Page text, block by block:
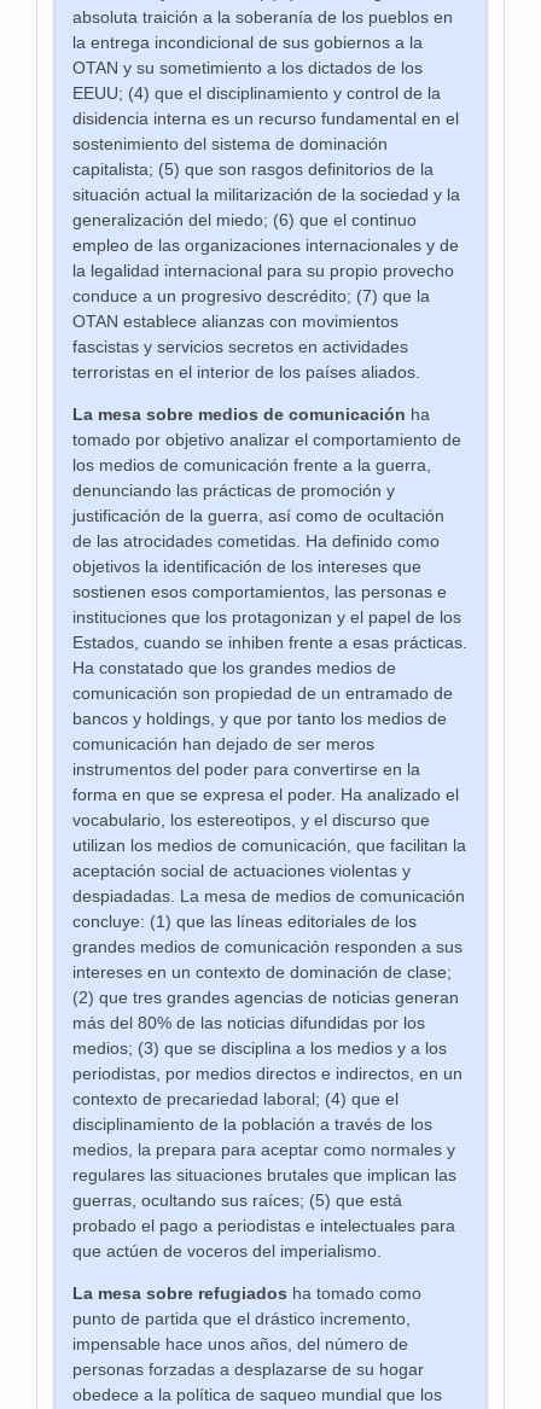
absoluta traición a la soberanía de los pueblos en
la entrega incondicional de sus gobiernos a la
OTAN y su sometimiento a los dictados de los
EEUU; (4) que el disciplinamiento y control de la
disidencia interna es un recurso fundamental en el
sostenimiento del sistema de dominación
capitalista; (5) que son rasgos definitorios de la
situación actual la militarización de la sociedad y la
generalización del miedo; (6) que el continuo
empleo de las organizaciones internacionales y de
la legalidad internacional para su propio provecho
conduce a un progresivo descrédito; (7) que la
OTAN establece alianzas con movimientos
fascistas y servicios secretos en actividades
terroristas en el interior de los países aliados.
La mesa sobre medios de comunicación ha
tomado por objetivo analizar el comportamiento de
los medios de comunicación frente a la guerra,
denunciando las prácticas de promoción y
justificación de la guerra, así como de ocultación
de las atrocidades cometidas. Ha definido como
objetivos la identificación de los intereses que
sostienen esos comportamientos, las personas e
instituciones que los protagonizan y el papel de los
Estados, cuando se inhiben frente a esas prácticas.
Ha constatado que los grandes medios de
comunicación son propiedad de un entramado de
bancos y holdings, y que por tanto los medios de
comunicación han dejado de ser meros
instrumentos del poder para convertirse en la
forma en que se expresa el poder. Ha analizado el
vocabulario, los estereotipos, y el discurso que
utilizan los medios de comunicación, que facilitan la
aceptación social de actuaciones violentas y
despiadadas. La mesa de medios de comunicación
concluye: (1) que las líneas editoriales de los
grandes medios de comunicación responden a sus
intereses en un contexto de dominación de clase;
(2) que tres grandes agencias de noticias generan
más del 80% de las noticias difundidas por los
medios; (3) que se disciplina a los medios y a los
periodistas, por medios directos e indirectos, en un
contexto de precariedad laboral; (4) que el
disciplinamiento de la población a través de los
medios, la prepara para aceptar como normales y
regulares las situaciones brutales que implican las
guerras, ocultando sus raíces; (5) que está
probado el pago a periodistas e intelectuales para
que actúen de voceros del imperialismo.
La mesa sobre refugiados ha tomado como
punto de partida que el drástico incremento,
impensable hace unos años, del número de
personas forzadas a desplazarse de su hogar
obedece a la política de saqueo mundial que los